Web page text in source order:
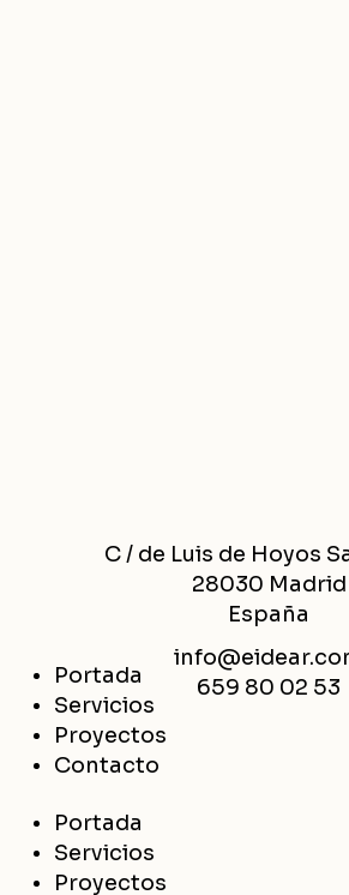
C / de Luis de Hoyos
28030 Madrid
España
659 80 02 53
Portada
Servicios
Proyectos
Contacto
Portada
Servicios
Proyectos